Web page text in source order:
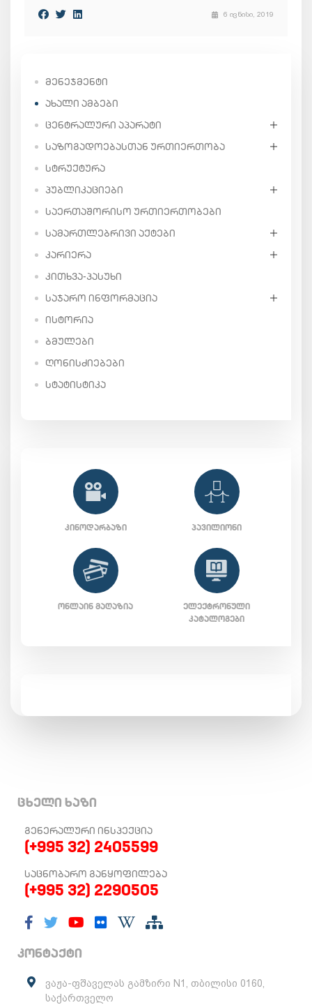
6 ივნისი, 2019
ᲛᲔᲜᲔᲯᲛᲔᲜᲢᲘ
ᲐᲮᲐᲚᲘ ᲐᲛᲑᲔᲑᲘ
ᲪᲔᲜᲢᲠᲐᲚᲣᲠᲘ ᲐᲞᲐᲠᲐᲢᲘ
ᲡᲐᲖᲝᲒᲐᲓᲝᲔᲑᲐᲡᲗᲐᲜ ᲣᲠᲗᲘᲔᲠᲗᲝᲑᲐ
ᲡᲢᲠᲣᲥᲢᲣᲠᲐ
ᲞᲣᲑᲚᲘᲙᲐᲪᲘᲔᲑᲘ
ᲡᲐᲔᲠᲗᲐᲨᲝᲠᲘᲡᲝ ᲣᲠᲗᲘᲔᲠᲗᲝᲑᲔᲑᲘ
ᲡᲐᲛᲐᲠᲗᲚᲔᲑᲠᲘᲕᲘ ᲐᲥᲢᲔᲑᲘ
ᲙᲐᲠᲘᲔᲠᲐ
ᲙᲘᲗᲮᲕᲐ-ᲞᲐᲡᲣᲮᲘ
ᲡᲐᲯᲐᲠᲝ ᲘᲜᲤᲝᲠᲛᲐᲪᲘᲐ
ᲘᲡᲢᲝᲠᲘᲐ
ᲑᲛᲣᲚᲔᲑᲘ
ᲦᲝᲜᲘᲡᲫᲘᲔᲑᲔᲑᲘ
ᲡᲢᲐᲢᲘᲡᲢᲘᲙᲐ
ᲙᲘᲜᲝᲓᲐᲠᲑᲐᲖᲘ ᲞᲐᲕᲘᲚᲘᲝᲜᲘ
ᲝᲜᲚᲐᲘᲜ ᲛᲐᲦᲐᲖᲘᲐ
ᲔᲚᲔᲥᲢᲠᲝᲜᲣᲚᲘ
ᲙᲐᲢᲐᲚᲝᲒᲔᲑᲘ
ცხელი ხაზი
ᲒᲔᲜᲔᲠᲐᲚᲣᲠᲘ ᲘᲜᲡᲞᲔᲥᲪᲘᲐ
(+995 32) 2405599
ᲡᲐᲪᲜᲝᲑᲐᲠᲝ ᲒᲐᲜᲧᲝᲤᲘᲚᲔᲑᲐ
(+995 32) 2290505
კონტაქტი
ვაჟა-ფშაველას გამზირი N1, თბილისი 0160,
საქართველო